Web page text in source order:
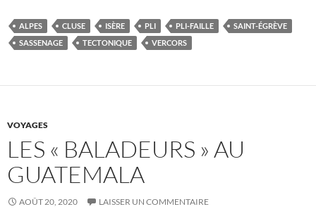
ALPES CLUSE ISÈRE PLI PLI-FAILLE
SAINT-ÉGRÈVE
SASSENAGE
TECTONIQUE VERCORS
VOYAGES
LES « BALADEURS » AU
GUATEMALA
AOÛT 20, 2020 LAISSER UN COMMENTAIRE